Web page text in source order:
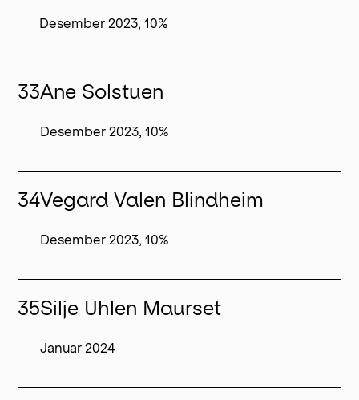
Desember 2023, 10%
33Ane Solstuen
Desember 2023, 10%
34Vegard Valen Blindheim
Desember 2023, 10%
35Silje Uhlen Maurset
Januar 2024